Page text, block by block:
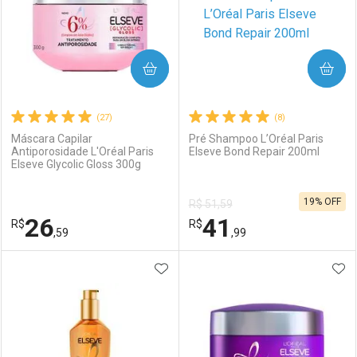
(27)
Máscara Capilar
Antiporosidade L'Oréal Paris
Elseve Glycolic Gloss 300g
R$26,59
COMPRAR
Laboratório
Por Menos
(8)
Pré Shampoo L’Oréal Paris
Elseve Bond Repair 200ml
R$ 51,59
R$41 ,99
19% OFF
COMPRAR
Laboratório
Por Menos
ADICIONAR AOS FAVORITOS